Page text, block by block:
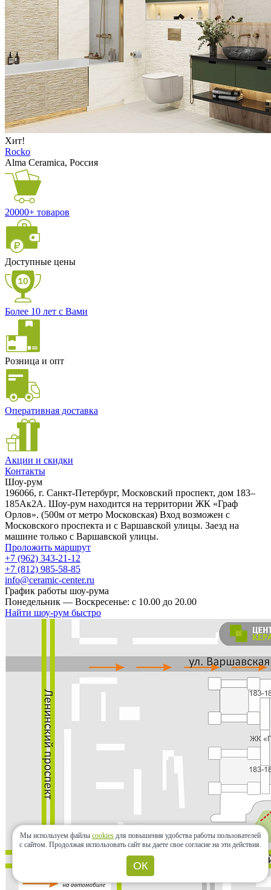
Хит!
Rocko
Alma Ceramica, Россия
20000+ товаров
Доступные цены
Более 10 лет с Вами
Розница и опт
Оперативная доставка
Акции и скидки
Контакты
Шоу-рум
196066, г. Санкт-Петербург, Московский проспект, дом 183–
185Ак2А. Шоу-рум находится на территории ЖК «Граф
Орлов». (500м от метро Московская) Вход возможен с
Московского проспекта и с Варшавской улицы. Заезд на
машине только с Варшавской улицы.
Проложить маршрут
+7 (962) 343-21-12
+7 (812) 985-58-85
info@ceramic-center.ru
График работы шоу-рума
Понедельник — Воскресенье: с 10.00 до 20.00
Найти шоу-рум быстро
Мы используем файлы cookies для повышения удобства работы пользователей
с сайтом. Продолжая использовать сайт вы даете свое согласие на эти действия.
ОК